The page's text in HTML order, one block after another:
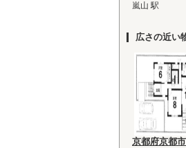
嵐山 駅
広さの近い
京都府京都